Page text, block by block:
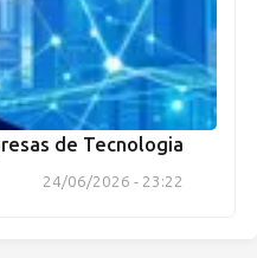
de Tecnologia
24/06/2026 - 23:22